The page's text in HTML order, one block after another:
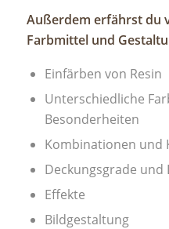
Außerdem erfährst du
Farbmittel und
Einfärben von Resin
Unterschiedliche
Besonderheiten
Kombinationen und
Deckungsgrade und
Effekte
Bildgestaltung